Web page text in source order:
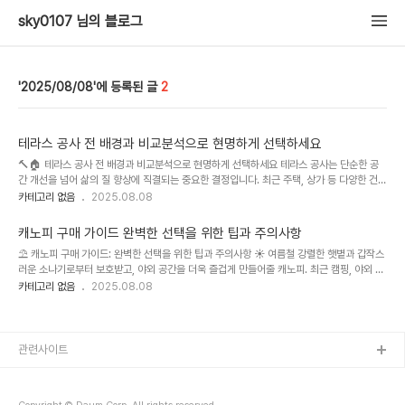
sky0107 님의 블로그
2025/08/08 2
테라스 공사 전 배경과 비교분석으로 현명하게 선택하세요
🔨🏠 테라스 공사 전 배경과 비교분석으로 현명하게 선택하세요 테라스 공사는 단순한 공
간 개선을 넘어 삶의 질 향상에 직결되는 중요한 결정입니다. 최근 주택, 상가 등 다양한 건물
에서 테라스 공간의 활용도를 높이려는 수요가 급증하고 있으며, 이에 따라 다양한 공사 방
이해하지 않고 선택할 경우, 예산 초과, 품질 저하, 추후 유지보수 문제 등의 어려움에 직면할
수 있습니다. 따라서 신중한 비교 분석을 통해 나에게 맞는 최적의 공사 방식을 선택하는 것
이 무엇보다 중요합니다. 이 글에서는 다양한 테라스 공사 방식을 비교 분석하여 현명한 선
택을 돕고자 합니다. 🤔 주제의 중요성과 ..
카테고리 없음 2025.08.08
캐노피 구매 가이드 완벽한 선택을 위한 팁과 주의사항
⛱️ 캐노피 구매 가이드: 완벽한 선택을 위한 팁과 주의사항 ☀️ 여름철 강렬한 햇볕과 갑작스
러운 소나기로부터 보호받고, 야외 공간을 더욱 즐겁게 만들어줄 캐노피. 최근 캠핑, 야외 활
동의 인기 상승과 함께 캐노피 시장 또한 급성장하고 있습니다. 다양한 디자인, 소재, 기능을
피를 찾아 즐거운 야외 생활을 누리시길 바랍니다. 🤔 캐노피의 중요성과 시장 현황 캐노피
카테고리 없음 2025.08.08
관련사이트